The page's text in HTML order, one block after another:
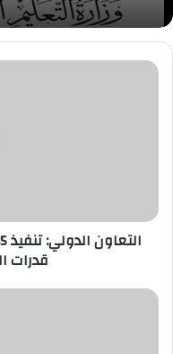
التعاون
لتنمية
قدرات
قدرات
أستعدادا